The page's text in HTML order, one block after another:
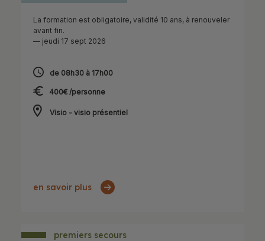
La formation est obligatoire, validité 10 ans, à renouveler
avant fin.
— jeudi 17 sept 2026
de 08h30 à 17h00
400€ /personne
Visio - visio présentiel
en savoir plus
premiers secours